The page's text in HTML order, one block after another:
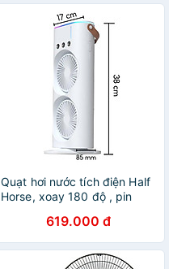
Quạt hơi nước tích điện Half
Horse, xoay 180 độ , pin
cho mùa hè nóng nực
619.000 đ